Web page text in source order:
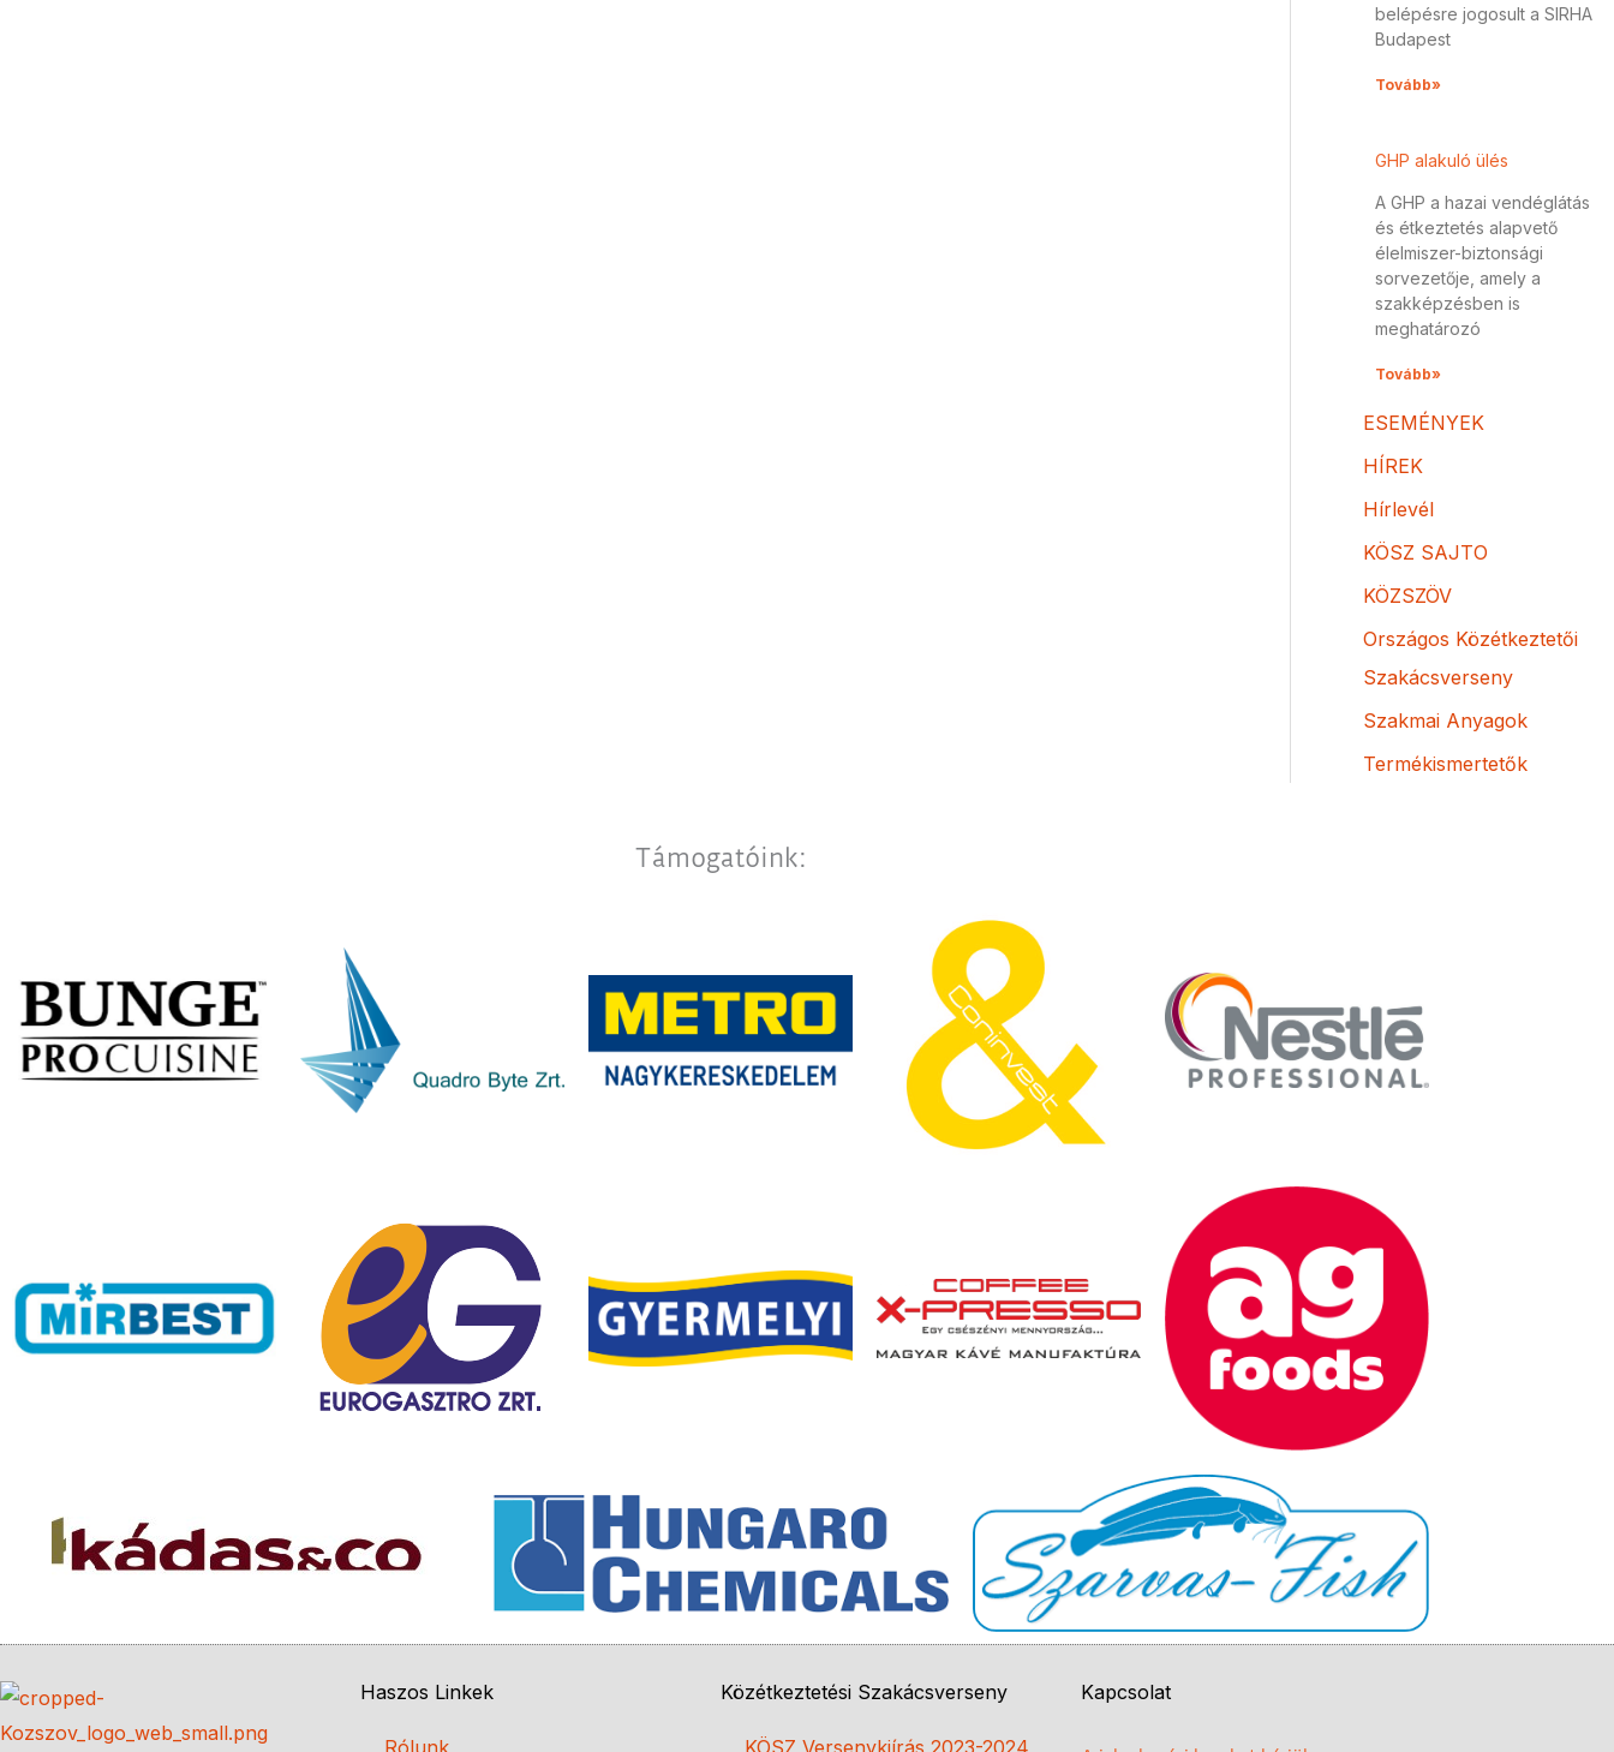
belépésre jogosult a SIRHA
Budapest
Tovább»
GHP alakuló ülés
A GHP a hazai vendéglátás
és étkeztetés alapvető
élelmiszer-biztonsági
sorvezetője, amely a
szakképzésben is
meghatározó
Tovább»
ESEMÉNYEK
HÍREK
Hírlevél
KÖSZ SAJTO
KÖZSZÖV
Országos Közétkeztetői
Szakácsverseny
Szakmai Anyagok
Termékismertetők
Támogatóink:
Haszos Linkek Közétkeztetési Szakácsverseny Kapcsolat